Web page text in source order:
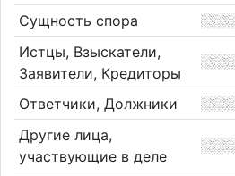
Сущность спора
Истцы, Взыскатели,
Заявители, Кредиторы
Ответчики, Должники
Другие лица,
участвующие в деле